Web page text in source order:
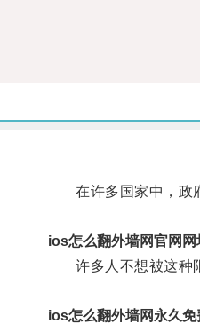
在许多国家中，政府
ios怎么翻外墙网官网网
许多人不想被这种限
ios怎么翻外墙网永久免